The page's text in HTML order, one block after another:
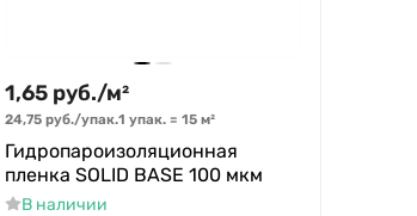
1,65 руб./м²
24,75 руб./упак.1 упак.= 15 м²
Гидропароизоляционная
пленка SOLID BASE 100 мкм
В наличии